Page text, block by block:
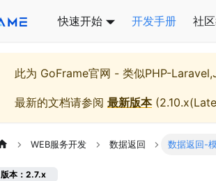
快速开始 开发手册 社
此为 GoFrame官网 - 类似PHP-
最新的文档请参阅 最新版本(
WEB服务开发 数据返回 数据返回-
版本：2.7.x